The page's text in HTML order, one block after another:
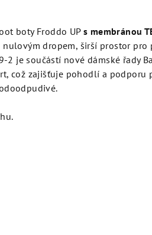
boty Froddo UPs membránou
dropem, širší prostor pro
2 je součástí nové dámské řady
což zajišťuje pohodlí a podporu